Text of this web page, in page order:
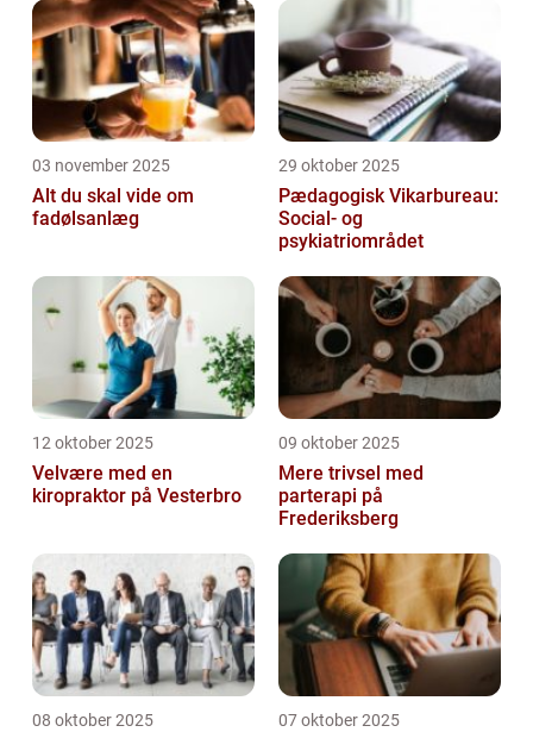
03 november 2025
Alt du skal vide om
fadølsanlæg
29 oktober 2025
Pædagogisk Vikarbureau:
Social- og
psykiatriområdet
12 oktober 2025
Velvære med en
kiropraktor på Vesterbro
09 oktober 2025
Mere trivsel med
parterapi på
Frederiksberg
08 oktober 2025 07 oktober 2025